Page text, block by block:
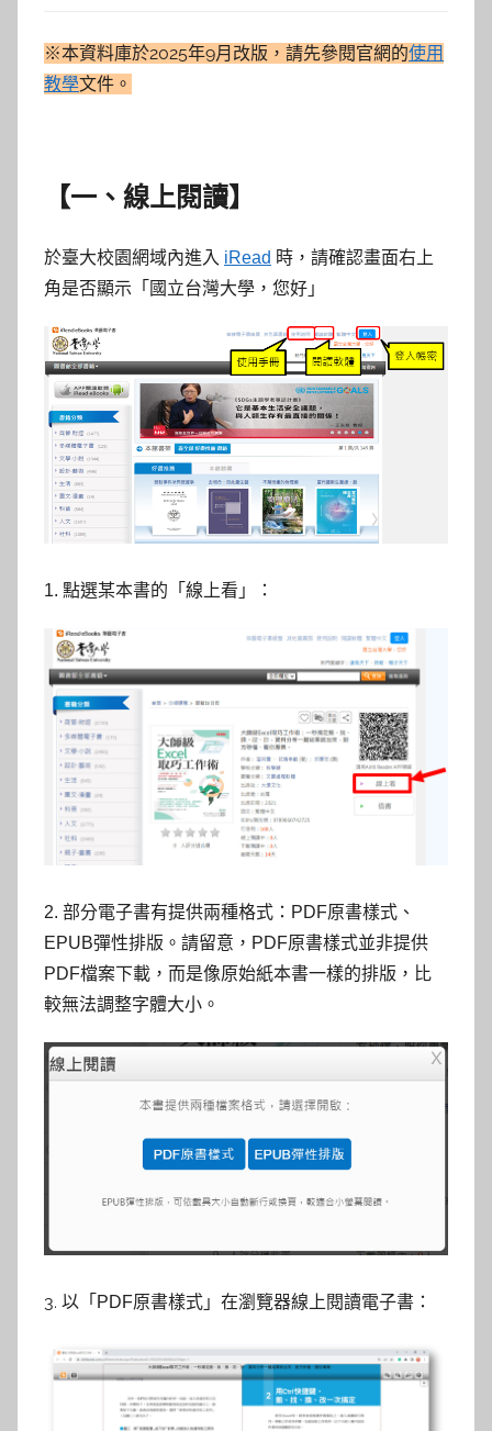
※本資料庫於2025年9月改版，請先參閱官網的使用
教學文件。
【一、線上閱讀】
於臺大校園網域內進入 iRead 時，請確認畫面右上
角是否顯示「國立台灣大學，您好」
1. 點選某本書的「線上看」：
2. 部分電子書有提供兩種格式：PDF原書樣式、
EPUB彈性排版。請留意，PDF原書樣式並非提供
PDF檔案下載，而是像原始紙本書一樣的排版，比
較無法調整字體大小。
3. 以「 PDF原書樣式 」在瀏覽器線上閱讀電子書：